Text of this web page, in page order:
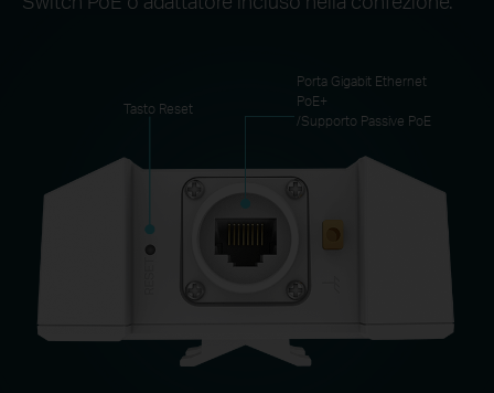
Tasto Reset
Porta Gigabit Ethernet
PoE+
/Supporto Passive PoE